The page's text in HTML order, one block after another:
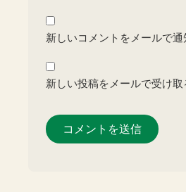
新しいコメントをメールで通
新しい投稿をメールで受け取